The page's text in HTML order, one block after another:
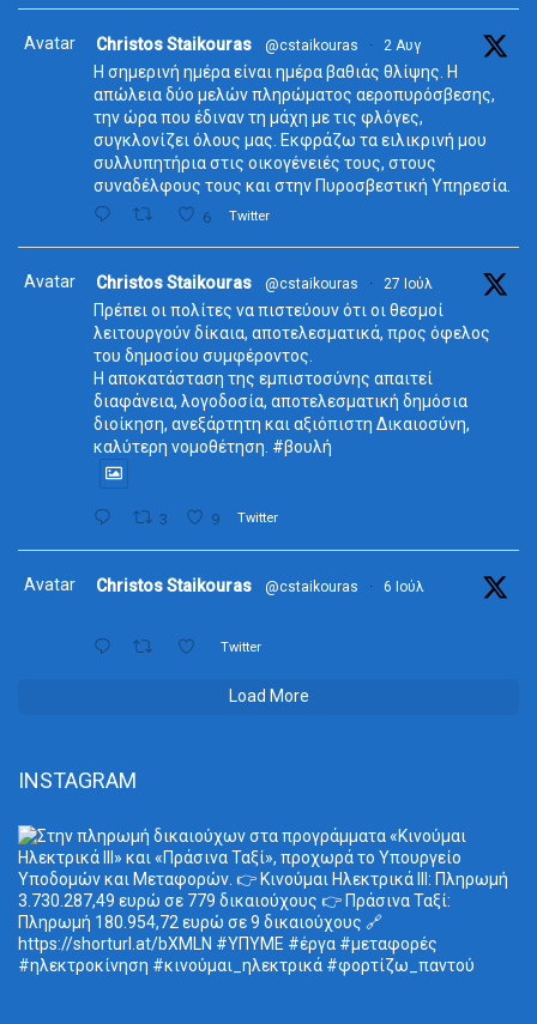
Avatar Christos Staikouras @cstaikouras · 2 Αυγ
Η σημερινή ημέρα είναι ημέρα βαθιάς θλίψης. Η
απώλεια δύο μελών πληρώματος αεροπυρόσβεσης,
την ώρα που έδιναν τη μάχη με τις φλόγες,
συγκλονίζει όλους μας. Εκφράζω τα ειλικρινή μου
συλλυπητήρια στις οικογένειές τους, στους
συναδέλφους τους και στην Πυροσβεστική Υπηρεσία.
6 Twitter
Avatar Christos Staikouras @cstaikouras · 27 Ιούλ
Πρέπει οι πολίτες να πιστεύουν ότι οι θεσμοί
λειτουργούν δίκαια, αποτελεσματικά, προς όφελος
του δημοσίου συμφέροντος.
Η αποκατάσταση της εμπιστοσύνης απαιτεί
διαφάνεια, λογοδοσία, αποτελεσματική δημόσια
διοίκηση, ανεξάρτητη και αξιόπιστη Δικαιοσύνη,
καλύτερη νομοθέτηση. #βουλή
3 9 Twitter
Avatar Christos Staikouras @cstaikouras · 6 Ιούλ
Twitter
Load More
INSTAGRAM